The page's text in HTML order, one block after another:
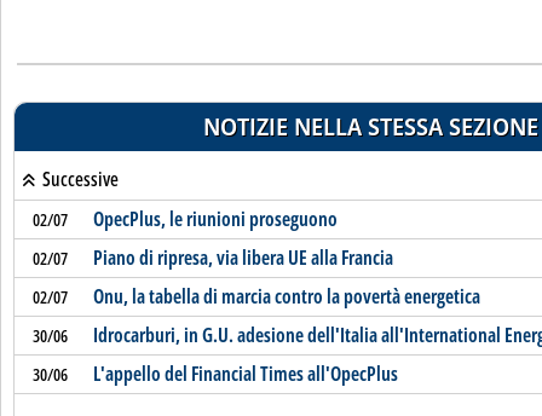
NOTIZIE NELLA STESSA SEZIONE
Successive
02/07 OpecPlus, le riunioni proseguono
02/07 Piano di ripresa, via libera UE alla Francia
02/07 Onu, la tabella di marcia contro la povertà energetica
30/06 Idrocarburi, in G.U. adesione dell'Italia all'International
30/06 L'appello del Financial Times all'OpecPlus